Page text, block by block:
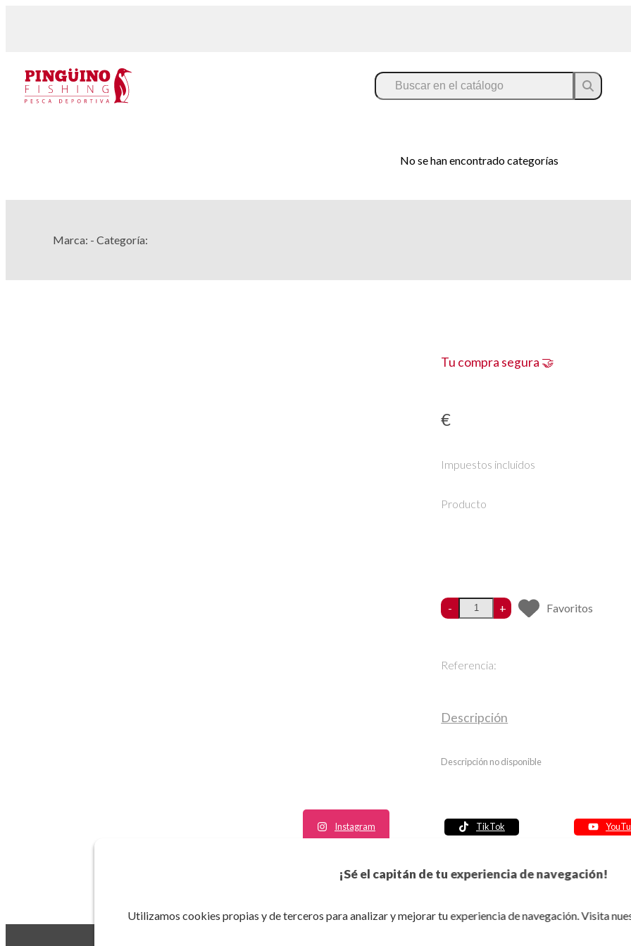
¡Sé el capitán de tu experiencia de navegación!
Utilizamos cookies propias y de terceros para analizar y mejorar tu experiencia de navegación. Visita
No se han encontrado categorías
Marca: - Categoría:
Tu compra segura 🤝
€
Impuestos incluidos
Producto
- + Favoritos
Referencia:
Descripción
Descripción no disponible
Instagram TikTok
Política de seguridad